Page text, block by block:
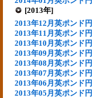
[2013年]
2013年12月英ポンド円
2013年11月英ポンド円
2013年10月英ポンド円
2013年09月英ポンド円
2013年08月英ポンド円
2013年07月英ポンド円
2013年06月英ポンド円
2013年05月英ポンド円